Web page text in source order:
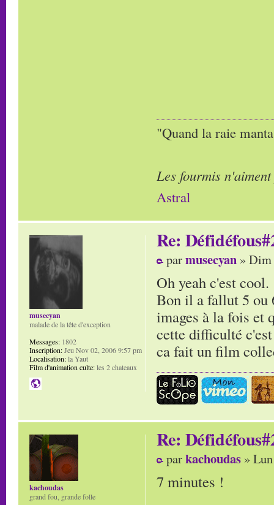
"Quand la raie
Les fourmis
Astral
Re:
parmusecyan » Dim
Oh yeah c'est cool.
Bon il a fallut 5 ou
images à la fois et
cette difficulté
ca fait un film
musecyan
malade de la tête d'exception
Messages: 1802
Inscription:Jeu Nov 02, 2006 9:57 pm
Localisation:la Yaut
Film d'animation culte:les 2 chateaux
Re:
parkachoudas »
7 minutes !
kachoudas
grand fou, grande folle